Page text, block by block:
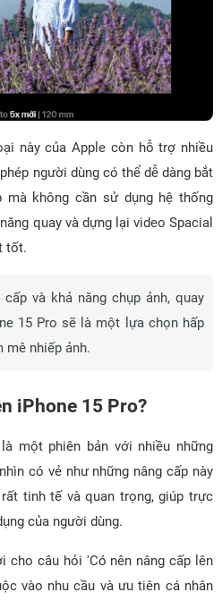
này của Apple còn hỗ trợ nhiều
người dùng có thể dễ dàng bắt
mà không cần sử dụng hệ thống
quay và dựng lại video Spacial
tốt.
và khả năng chụp ảnh, quay
15 Pro sẽ là một lựa chọn hấp
mê nhiếp ảnh.
iPhone 15 Pro?
một phiên bản với nhiều những
có vẻ như những nâng cấp này
tinh tế và quan trọng, giúp trực
của người dùng.
cho câu hỏi 'Có nên nâng cấp lên
vào nhu cầu và ưu tiên cá nhân